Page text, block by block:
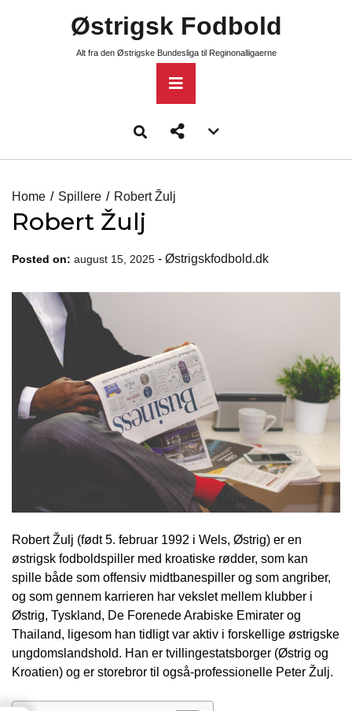
Østrigsk Fodbold
Alt fra den Østrigske Bundesliga til Reginonalligaerne
Primary
Menu
menu
Home
Spillere Robert Žulj
Robert Žulj
Posted on: august 15, 2025 - Østrigskfodbold.dk
Robert Žulj (født 5. februar 1992 i Wels, Østrig) er en
østrigsk fodboldspiller med kroatiske rødder, som kan
spille både som offensiv midtbanespiller og som angriber,
og som gennem karrieren har vekslet mellem klubber i
Østrig, Tyskland, De Forenede Arabiske Emirater og
Thailand, ligesom han tidligt var aktiv i forskellige østrigske
ungdomslandshold. Han er tvillingestatsborger (Østrig og
Kroatien) og er storebror til også-professionelle Peter Žulj.